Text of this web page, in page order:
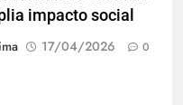
impacto social
17/04/2026 0